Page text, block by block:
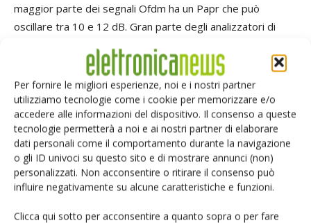
Per fornire le migliori esperienze, noi e i nostri partner
utilizziamo tecnologie come i cookie per memorizzare e/o
accedere alle informazioni del dispositivo. Il consenso a queste
tecnologie permetterà a noi e ai nostri partner di elaborare
dati personali come il comportamento durante la navigazione
o gli ID univoci su questo sito e di mostrare annunci (non)
personalizzati. Non acconsentire o ritirare il consenso può
influire negativamente su alcune caratteristiche e funzioni.
Clicca qui sotto per acconsentire a quanto sopra o per fare
maggior parte dei segnali Ofdm ha un Papr che può
oscillare tra 10 e 12 dB. Gran parte degli analizzatori di
massimo di saturazione di 6 o 8 dB superiore al livello di
riferimento. Di conseguenza, il livello di riferimento ideale di
un classico analizzatore di segnali è solitamente di 4 o al
massimo 8 dB oltre la potenza media del segnale. Se il
livello di riferimento è troppo basso si assisterà alla
saturazione del segnale acquisito e ad una degradazione
del valore Evm misurato. Se il livello di riferimento è troppo
alto, il rumore di fondo dell'analizzatore influenzerebbe il